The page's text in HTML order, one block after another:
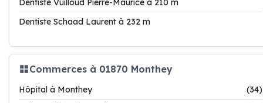
Dentiste Vuilloud Pierre-Maurice à 210 m
Dentiste Schaad Laurent à 232 m
Commerces à 01870 Monthey
Hôpital à Monthey
(34)